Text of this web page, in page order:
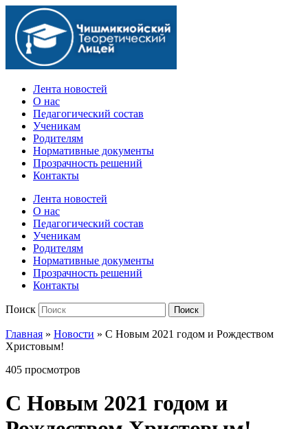
Официальный сайт учебного заведения
Лента новостей
О нас
Педагогический состав
Ученикам
Родителям
Нормативные документы
Прозрачность решений
Контакты
Лента новостей
О нас
Педагогический состав
Ученикам
Родителям
Нормативные документы
Прозрачность решений
Контакты
Поиск Поиск
Главная » Новости » С Новым 2021 годом и Рождеством
Христовым!
405 просмотров
С Новым 2021 годом и